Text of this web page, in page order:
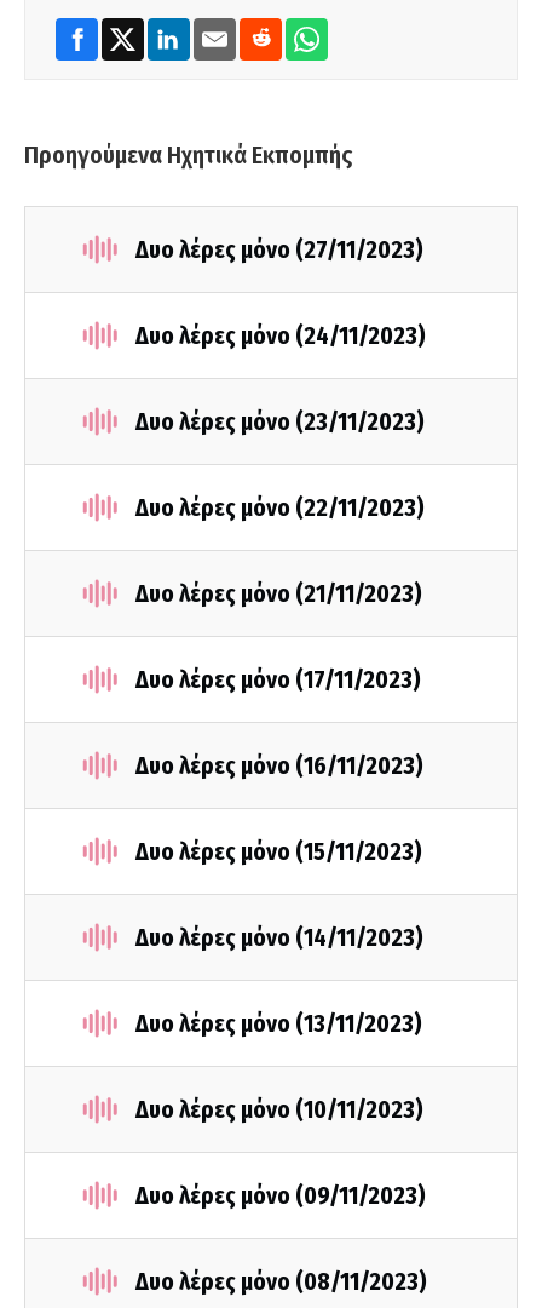
Προηγούμενα Ηχητικά Εκπομπής
Δυο λέρες μόνο (27/11/2023)
Δυο λέρες μόνο (24/11/2023)
Δυο λέρες μόνο (23/11/2023)
Δυο λέρες μόνο (22/11/2023)
Δυο λέρες μόνο (21/11/2023)
Δυο λέρες μόνο (17/11/2023)
Δυο λέρες μόνο (16/11/2023)
Δυο λέρες μόνο (15/11/2023)
Δυο λέρες μόνο (14/11/2023)
Δυο λέρες μόνο (13/11/2023)
Δυο λέρες μόνο (10/11/2023)
Δυο λέρες μόνο (09/11/2023)
Δυο λέρες μόνο (08/11/2023)